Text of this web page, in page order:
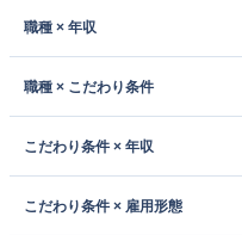
職種 × 年収
職種 × こだわり条件
こだわり条件 × 年収
こだわり条件 × 雇用形態